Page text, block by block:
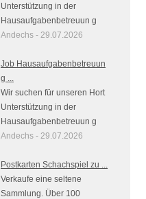
Unterstützung in der
Hausaufgabenbetreuun g
Andechs - 29.07.2026
Job Hausaufgabenbetreuun
g ...
Wir suchen für unseren Hort
Unterstützung in der
Hausaufgabenbetreuun g
Andechs - 29.07.2026
Postkarten Schachspiel zu ...
Verkaufe eine seltene
Sammlung. Über 100